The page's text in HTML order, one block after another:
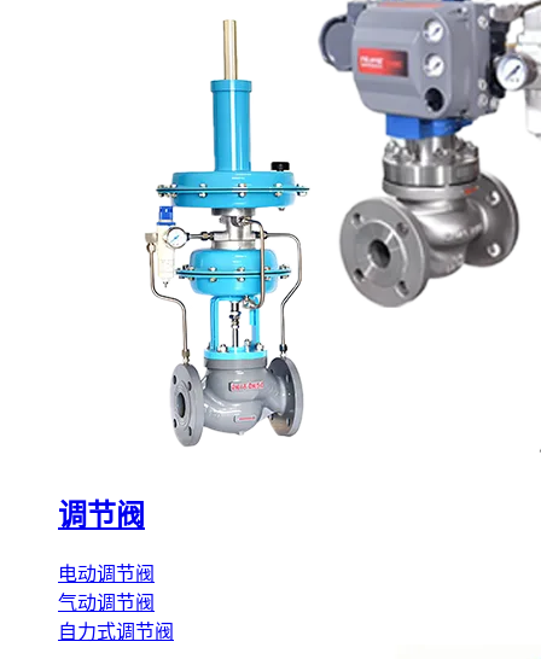
调节阀
电动调节阀
气动调节阀
自力式调节阀